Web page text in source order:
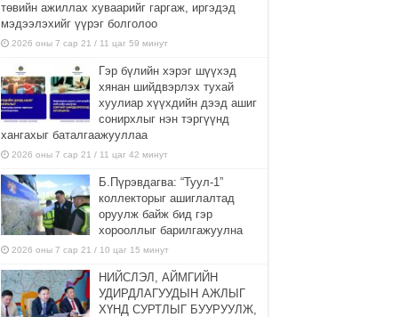
төвийн ажиллах хуваарийг гаргаж, иргэдэд
мэдээлэхийг үүрэг болголоо
2026 оны 7 сар 21 / 11 цаг 59 минут
Гэр бүлийн хэрэг шүүхэд
хянан шийдвэрлэх тухай
хуулиар хүүхдийн дээд ашиг
сонирхлыг нэн тэргүүнд
хангахыг баталгаажууллаа
2026 оны 7 сар 21 / 11 цаг 42 минут
Б.Пүрэвдагва: “Туул-1”
коллекторыг ашиглалтад
оруулж байж бид гэр
хорооллыг барилгажуулна
2026 оны 7 сар 21 / 10 цаг 15 минут
НИЙСЛЭЛ, АЙМГИЙН
УДИРДЛАГУУДЫН АЖЛЫГ
ХҮНД СУРТЛЫГ БУУРУУЛЖ,